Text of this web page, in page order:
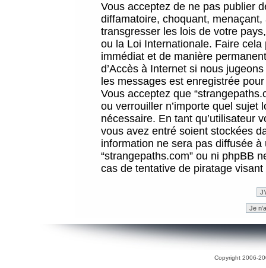
Vous acceptez de ne pas publier
diffamatoire, choquant,
transgresser les lois de votre
ou la Loi Internationale. Faire
immédiat et de manière
d’Accès à Internet si nous
les messages est enregistrée
Vous acceptez que
ou verrouiller n’importe quel sujet
nécessaire. En tant qu’utilisateur
vous avez entré soient stockées
information ne sera pas diffusée
“strangepaths.com” ou ni phpBB
cas de tentative de piratage
Copyright 2006-